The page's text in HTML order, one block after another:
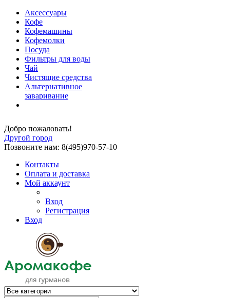
Аксессуары
Кофе
Кофемашины
Кофемолки
Посуда
Фильтры для воды
Чай
Чистящие средства
Альтернативное
заваривание
Добро пожаловать!
Другой город
Позвоните нам: 8(495)970-57-10
Контакты
Оплата и доставка
Мой аккаунт
Вход
Регистрация
Вход